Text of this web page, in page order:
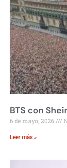
BTS con
6 de mayo, 2026
Leer más »